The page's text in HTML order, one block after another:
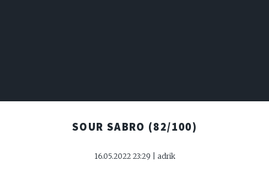
SOUR SABRO (82/100)
16.05.2022 23:29 | adrik